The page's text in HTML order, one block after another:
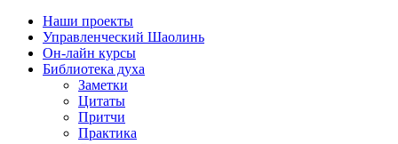
Наши проекты
Управленческий Шаолинь
Он-лайн курсы
Библиотека духа
Заметки
Цитаты
Притчи
Практика